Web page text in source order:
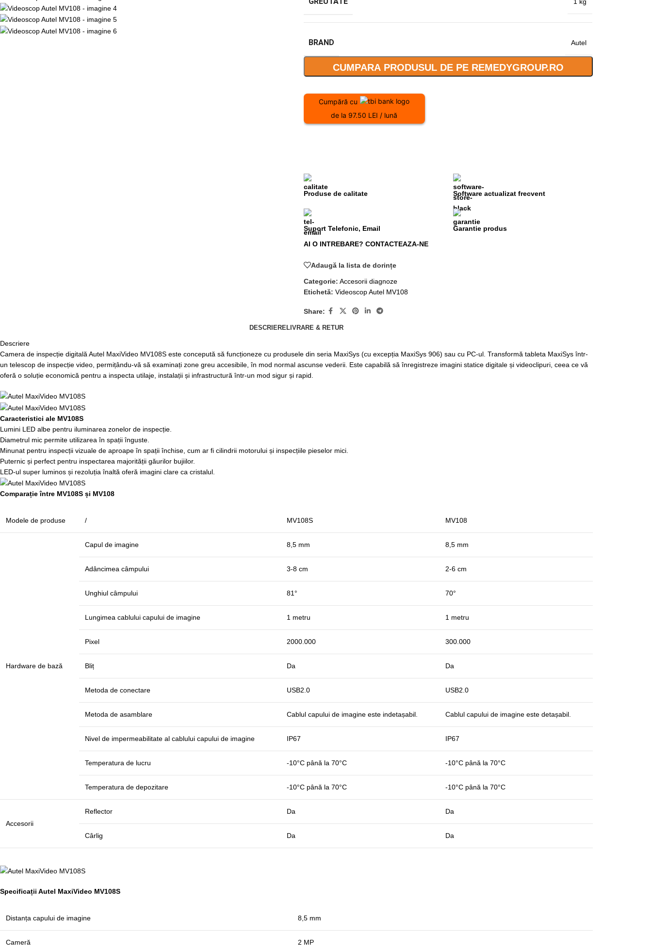
BRAND Autel
CUMPARA PRODUSUL DE PE REMEDYGROUP.RO
Cumpără cu
de la 97.50 LEI / lună
Produse de calitate Software actualizat frecvent
Suport Telefonic, Email
Garantie produs
AI O INTREBARE? CONTACTEAZA-NE
Adaugă la lista de dorințe
Categorie: Accesorii diagnoze
Etichetă: Videoscop Autel MV108
Share:
DESCRIERELIVRARE & RETUR
Descriere
Camera de inspecție digitală Autel MaxiVideo MV108S este concepută să funcționeze cu produsele din seria MaxiSys (cu excepția MaxiSys 906) sau cu PC-ul. Transformă tableta MaxiSys într-
un telescop de inspecție video, permițându-vă să examinați zone greu accesibile, în mod normal ascunse vederii. Este capabilă să înregistreze imagini statice digitale și videoclipuri, ceea ce vă
oferă o soluție economică pentru a inspecta utilaje, instalații și infrastructură într-un mod sigur și rapid.
Caracteristici ale MV108S
Lumini LED albe pentru iluminarea zonelor de inspecție.
Diametrul mic permite utilizarea în spații înguste.
Minunat pentru inspecții vizuale de aproape în spații închise, cum ar fi cilindrii motorului și inspecțiile pieselor mici.
Puternic și perfect pentru inspectarea majorității găurilor bujiilor.
LED-ul super luminos și rezoluția înaltă oferă imagini clare ca cristalul.
Comparație între MV108S și MV108
Modele de produse / MV108S MV108
Hardware de bază
Capul de imagine 8,5 mm 8,5 mm
Adâncimea câmpului 3-8 cm 2-6 cm
Unghiul câmpului 81° 70°
Lungimea cablului capului de imagine 1 metru 1 metru
Pixel 2000.000 300.000
Bliț Da Da
Metoda de conectare USB2.0 USB2.0
Metoda de asamblare Cablul capului de imagine este indetașabil. Cablul capului de imagine este detașabil.
Nivel de impermeabilitate al cablului capului de imagine IP67 IP67
Temperatura de lucru -10°C până la 70°C -10°C până la 70°C
Temperatura de depozitare -10°C până la 70°C -10°C până la 70°C
Accesorii
Reflector Da Da
Cârlig Da Da
Specificații Autel MaxiVideo MV108S
Distanța capului de imagine 8,5 mm
Cameră 2 MP